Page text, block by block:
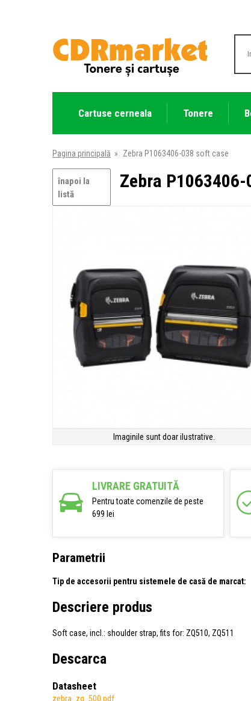
Cartuse cerneala Tonere
Pagina principală » Zebra P1063406-038 soft case
înapoi la
listă
Zebra
Imaginile sunt doar ilustrative.
LIVRARE GRATUITĂ
Pentru toate comenzile de peste
699 lei
Parametrii
Tip de accesorii pentru sistemele de casă de marcat:
Descriere produs
Soft case, incl.: shoulder strap, fits for: ZQ510, ZQ511
Descarca
Datasheet
zebra_zq_500.pdf